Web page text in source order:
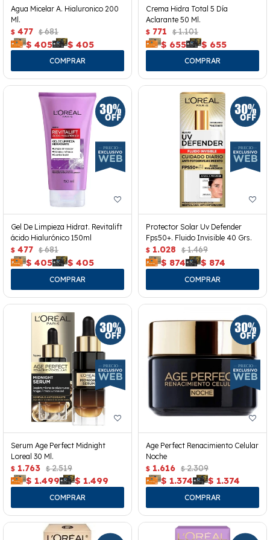
Agua Micelar A. Hialuronico 200
Ml.
$ 477 $ 681
$ 405 $ 405
Crema Hidra Total 5 Día
Aclarante 50 Ml.
$ 771 $ 1.101
$ 655 $ 655
Gel De Limpieza Hidrat. Revitalift
ácido Hialurónico 150ml
$ 477 $ 681
$ 405 $ 405
Protector Solar Uv Defender
Fps50+. Fluido Invisible 40 Grs.
$ 1.028 $ 1.469
$ 874 $ 874
Serum Age Perfect Midnight
Loreal 30 Ml.
$ 1.763 $ 2.519
$ 1.499 $ 1.499
Age Perfect Renacimiento Celular
Noche
$ 1.616 $ 2.309
$ 1.374 $ 1.374